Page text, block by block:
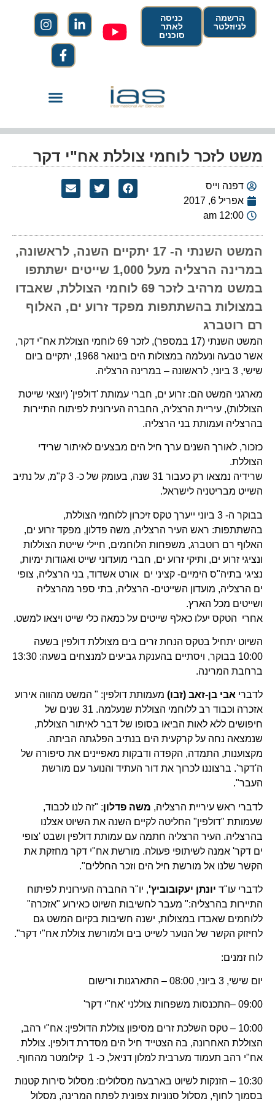
הרשמה
לניוזלטר
כניסה
לאתר
סוכנים
משט לזכר לוחמי צוללת אח"י דקר
דפנה וייס
אפריל 6, 2017
12:00 am
המשט השנתי ה- 17 יתקיים השנה, לראשונה,
במרינה הרצליה מעל 1,000 שייטים ישתתפו
במשט מרהיב לזכר 69 לוחמי הצוללת, שאבדו
במצולות בהשתתפות מפקד זרוע ים, האלוף
רם רוטברג
המשט השנתי (17 במספר), לזכר 69 לוחמי הצוללת אח"י דקר,
אשר טבעה ונעלמה במצולות הים בינואר 1968, יתקיים ביום
שישי, 3 ביוני, לראשונה – במרינה הרצליה.
מארגני המשט הם: זרוע ים, חברי עמותת 'דולפין' (יוצאי שייטת
הצוללות), עיריית הרצליה, החברה העירונית לפיתוח התיירות
בהרצליה ועמותת בני הרצליה.
כזכור, לאורך השנים ערך חיל הים מבצעים לאיתור שרידי
הצוללת.
שרידיה נמצאו רק כעבור 31 שנה, בעומק של כ- 3 ק"מ, על נתיב
השייט מבריטניה לישראל.
בבוקר ה- 3 ביוני ייערך טקס זיכרון ללוחמי הצוללת,
בהשתתפות: ראש העיר הרצליה, משה פדלון, מפקד זרוע ים,
האלוף רם רוטברג, משפחות הלוחמים, חיילי שייטת הצוללות
ונציגי זרוע ים, ותיקי זרוע ים, חברי מועדוני שייט ואגודות ימיות,
נציגי בתיה"ס הימיים- קציני ים אורט אשדוד, בני הרצליה, צופי
ים הרצליה, מועדון השייטים- הרצליה, בתי ספר מהרצליה
ושייטים מכל הארץ.
אחרי הטקס יעלו כאלף שייטים על כמאה כלי שייט ויצאו למשט.
השיוט יתחיל בטקס הנחת זרים בים מצוללת דולפין בשעה
10:00 בבוקר, ויסתיים בהענקת גביעים למנצחים בשעה: 13:30
ברחבת המרינה.
לדברי אבי בן-זאב (זבו) מעמותת דולפין: " המשט מהווה אירוע
אזכרה וכבוד רב ללוחמי הצוללת שנעלמה. 31 שנים של
חיפושים ללא לאות הביאו בסופו של דבר לאיתור הצוללת,
שנמצאה נחה על קרקעית הים בנתיב הפלגתה הביתה.
מקצוענות, התמדה, הקפדה ודבקות מאפיינים את סיפורה של
ה'דקר'. ברצוננו לכרוך את דור העתיד והנוער עם מורשת
העבר".
לדברי ראש עיריית הרצליה, משה פדלון: "זה לנו לכבוד,
שעמותת "דולפין" החליטה לקיים השנה את השיוט אצלנו
בהרצליה. העיר הרצליה חתמה עם עמותת דולפין ושבט 'צופי
ים דקר' אמנה לשיתופי פעולה. מורשת אח"י דקר מחזקת את
הקשר שלנו אל מורשת חיל הים וזכר החללים".
לדברי עו"ד יונתן יעקובוביץ', יו"ר החברה העירונית לפיתוח
התיירות בהרצליה:" מעבר לחשיבות השיוט כאירוע "אזכרה"
ללוחמים שאבדו במצולות, ישנה חשיבות בקיום המשט גם
לחיזוק הקשר של הנוער לשייט בים ולמורשת צוללת אח"י דקר".
לוח זמנים:
יום שישי, 3 ביוני, 08:00 – התארגנות ורישום
09:00 –התכנסות משפחות צוללני 'אח"י דקר'
10:00 – טקס השלכת זרים מסיפון צוללת הדולפין: אח"י רהב,
הצוללת האחרונה, בה הצטייד חיל הים מסדרת דולפין. צוללת
אח"י רהב תעמוד מערבית למלון דניאל, כ- 1 קילומטר מהחוף.
10:30 – הזנקות לשיוט בארבעה מסלולים: מסלול סירות קטנות
בסמוך לחוף, מסלול סנוניות צפונית לפתח המרינה, מסלול